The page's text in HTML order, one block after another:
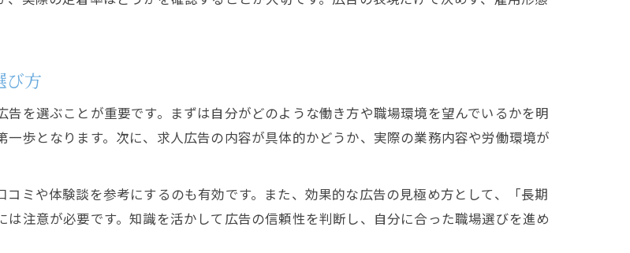
メンタル負担を減らすコツを解説
正社員採用で心身に優しい求人の見極め法
で役立つ求人知識とメンタル対策の実践
び方
を選ぶことが重要です。まずは自分がどのような働き方や職場環境を望んでいるかを明
歩となります。次に、求人広告の内容が具体的かどうか、実際の業務内容や労働環境が
ミや体験談を参考にするのも有効です。また、効果的な広告の見極め方として、「長期
注意が必要です。知識を活かして広告の信頼性を判断し、自分に合った職場選びを進め